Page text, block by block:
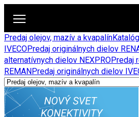
Predaj olejov, mazív a kvapalín
IVECOPredaj originálnych dielov
alternatívnych dielov NEXPROPredaj
REMANPredaj originálnych dielov